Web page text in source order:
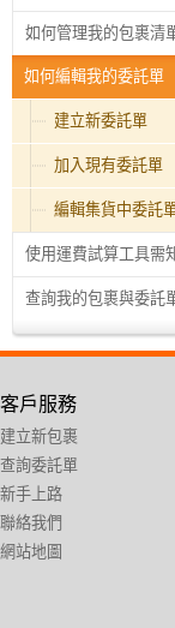
如何管理我的包裹清
如何編輯我的委託單
建立新委託單
加入現有委託單
編輯集貨中委託
使用運費試算工具需知
查詢我的包裹與委託
客戶服務
建立新包裹
查詢委託單
新手上路
聯絡我們
網站地圖